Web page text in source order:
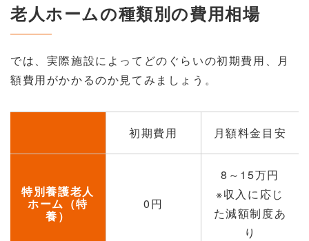
老人ホームの種類別の費用相場
では、実際施設によってどのぐらいの初期費用、月
額費用がかかるのか見てみましょう。
初期費用 月額料金目安
特別養護老人
ホーム（特
養）
0円
8～15万円
※収入に応じ
た減額制度あ
り